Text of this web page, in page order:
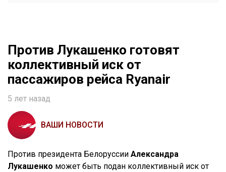
Против Лукашенко готовят
коллективный иск от
пассажиров рейса Ryanair
5 лет назад
ВАШИ НОВОСТИ
Против президента Белоруссии Александра
Лукашенко может быть подан коллективный иск от